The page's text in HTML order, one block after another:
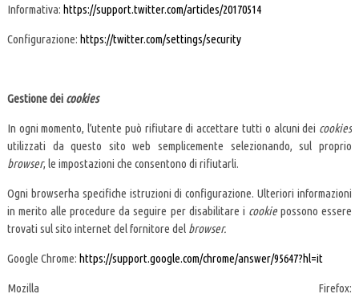
Informativa: https://support.twitter.com/articles/20170514
Configurazione: https://twitter.com/settings/security
Gestione dei cookies
In ogni momento, l’utente può rifiutare di accettare tutti o alcuni dei cookies
utilizzati da questo sito web semplicemente selezionando, sul proprio
browser, le impostazioni che consentono di rifiutarli.
Ogni browserha specifiche istruzioni di configurazione. Ulteriori informazioni
in merito alle procedure da seguire per disabilitare i cookie possono essere
trovati sul sito internet del fornitore del browser.
Google Chrome: https://support.google.com/chrome/answer/95647?hl=it
Mozilla Firefox: